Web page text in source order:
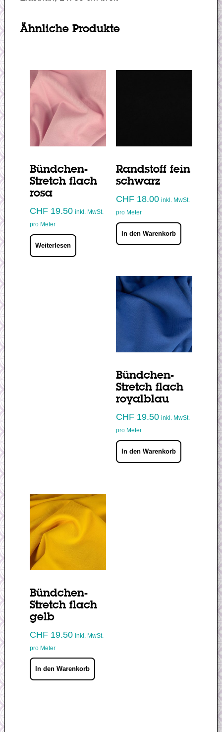
Ähnliche Produkte
Bündchen-
Stretch flach
rosa
CHF19.50 inkl. MwSt.
pro Meter
Weiterlesen
Randstoff fein
schwarz
CHF18.00 inkl. MwSt.
pro Meter
In den Warenkorb
Bündchen-
Stretch flach
royalblau
CHF19.50 inkl. MwSt.
pro Meter
In den Warenkorb
Bündchen-
Stretch flach
gelb
CHF19.50 inkl. MwSt.
pro Meter
In den Warenkorb